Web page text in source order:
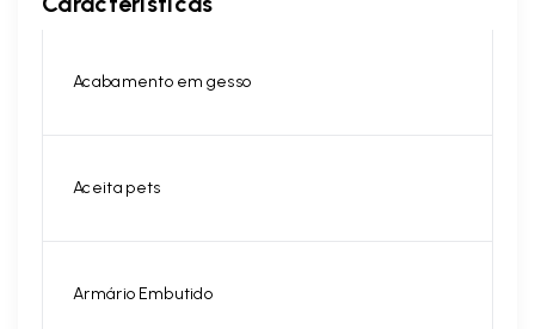
Acabamento em gesso
Aceita pets
Armário Embutido